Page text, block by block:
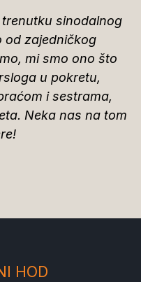
sinodalnog
od zajedničkog
mi smo ono što
u pokretu,
i sestrama,
Neka nas na tom
HOD